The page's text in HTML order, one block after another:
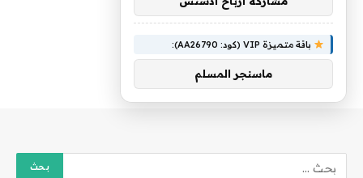
باقة متميزة VIP (كود: AA26790):
ماسنجر المسلم